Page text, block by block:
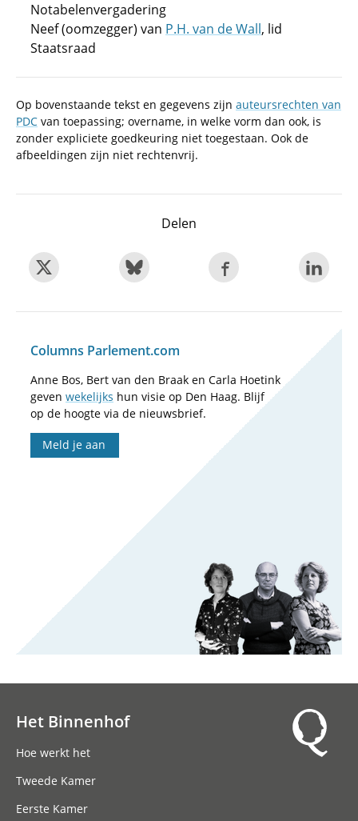
Notabelenvergadering
Neef (oomzegger) van P.H. van de Wall, lid
Staatsraad
Op bovenstaande tekst en gegevens zijn auteursrechten van
PDC van toepassing; overname, in welke vorm dan ook, is
zonder expliciete goedkeuring niet toegestaan. Ook de
afbeeldingen zijn niet rechtenvrij.
Delen
Columns Parlement.com
Anne Bos, Bert van den Braak en Carla Hoetink
geven wekelijks hun visie op Den Haag. Blijf
op de hoogte via de nieuwsbrief.
Meld je aan
Het Binnenhof
Hoe werkt het
Tweede Kamer
Eerste Kamer